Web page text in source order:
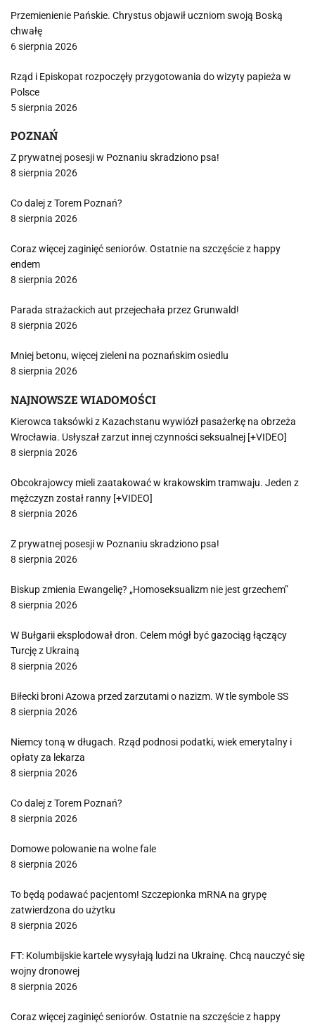
Przemienienie Pańskie. Chrystus objawił uczniom swoją Boską
chwałę
6 sierpnia 2026
Rząd i Episkopat rozpoczęły przygotowania do wizyty papieża w
Polsce
5 sierpnia 2026
POZNAŃ
Z prywatnej posesji w Poznaniu skradziono psa!
8 sierpnia 2026
Co dalej z Torem Poznań?
8 sierpnia 2026
Coraz więcej zaginięć seniorów. Ostatnie na szczęście z happy
endem
8 sierpnia 2026
Parada strażackich aut przejechała przez Grunwald!
8 sierpnia 2026
Mniej betonu, więcej zieleni na poznańskim osiedlu
8 sierpnia 2026
NAJNOWSZE WIADOMOŚCI
Kierowca taksówki z Kazachstanu wywiózł pasażerkę na obrzeża
Wrocławia. Usłyszał zarzut innej czynności seksualnej [+VIDEO]
8 sierpnia 2026
Obcokrajowcy mieli zaatakować w krakowskim tramwaju. Jeden z
mężczyzn został ranny [+VIDEO]
8 sierpnia 2026
Z prywatnej posesji w Poznaniu skradziono psa!
8 sierpnia 2026
Biskup zmienia Ewangelię? „Homoseksualizm nie jest grzechem”
8 sierpnia 2026
W Bułgarii eksplodował dron. Celem mógł być gazociąg łączący
Turcję z Ukrainą
8 sierpnia 2026
Biłecki broni Azowa przed zarzutami o nazizm. W tle symbole SS
8 sierpnia 2026
Niemcy toną w długach. Rząd podnosi podatki, wiek emerytalny i
opłaty za lekarza
8 sierpnia 2026
Co dalej z Torem Poznań?
8 sierpnia 2026
Domowe polowanie na wolne fale
8 sierpnia 2026
To będą podawać pacjentom! Szczepionka mRNA na grypę
zatwierdzona do użytku
8 sierpnia 2026
FT: Kolumbijskie kartele wysyłają ludzi na Ukrainę. Chcą nauczyć się
wojny dronowej
8 sierpnia 2026
Coraz więcej zaginięć seniorów. Ostatnie na szczęście z happy